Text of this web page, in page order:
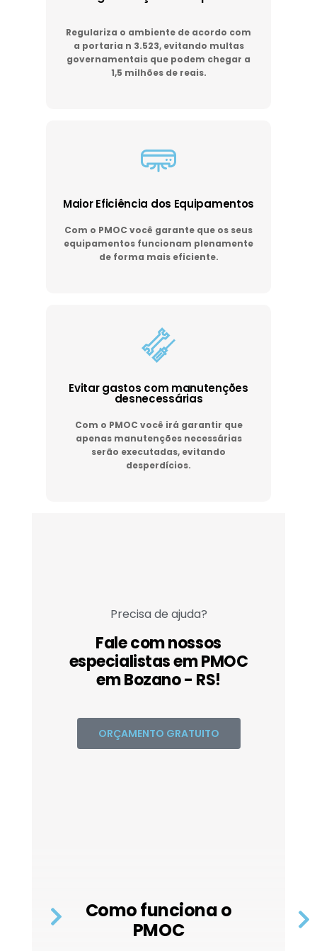
Regulariza o ambiente de acordo com
a portaria n 3.523, evitando multas
governamentais que podem chegar a
1,5 milhões de reais.
Maior Eficiência dos Equipamentos
Com o PMOC você garante que os seus
equipamentos funcionam plenamente
de forma mais eficiente.
Evitar gastos com manutenções
desnecessárias
Com o PMOC você irá garantir que
apenas manutenções necessárias
serão executadas, evitando
desperdícios.
Precisa de ajuda?
Fale com nossos
especialistas em PMOC
em Bozano - RS!
ORÇAMENTO GRATUITO
Como funciona o
PMOC